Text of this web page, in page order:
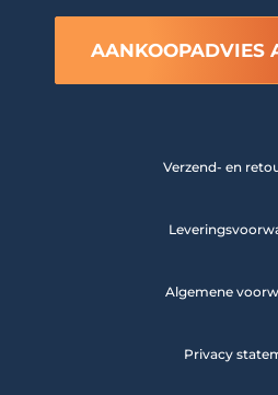
AANKOOPADVIES
Verzend- en
Algemene
Privacy